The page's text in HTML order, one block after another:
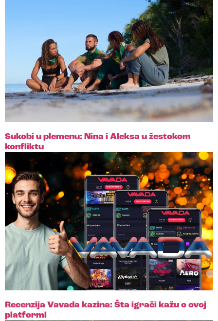
Sukobi u plemenu: Nina i Aleksa u žestokom
konfliktu
Recenzija Vavada kazina: Šta igrači kažu o ovoj
platformi